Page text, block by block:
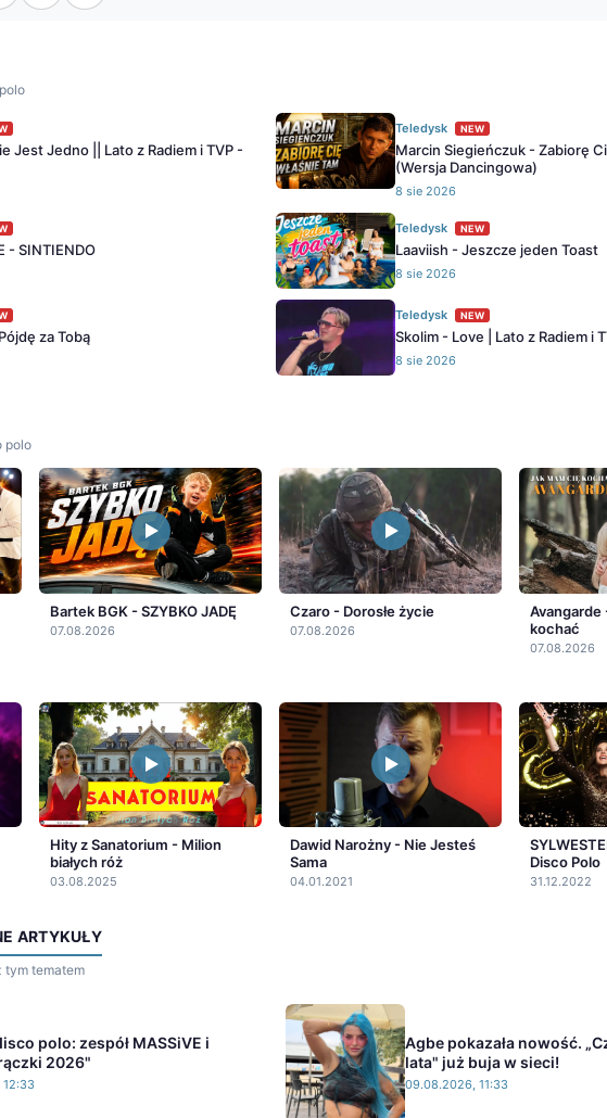
Jest Jedno || Lato z Radiem i TVP -
Teledysk NEW
Marcin Siegieńczuk - Zabiorę
(Wersja Dancingowa)
8 sie 2026
- SINTIENDO
Teledysk NEW
Laaviish - Jeszcze jeden Toast
8 sie 2026
za Tobą
Teledysk NEW
Skolim - Love | Lato z Radiem i
8 sie 2026
polo
Bartek BGK - SZYBKO JADĘ
07.08.2026
Czaro - Dorosłe życie
07.08.2026
Avangarde
kochać
07.08.2026
Hity z Sanatorium - Milion
białych róż
03.08.2025
Dawid Narożny - Nie Jesteś
Sama
04.01.2021
Disco Polo
31.12.2022
ARTYKUŁY
tym tematem
polo: zespół MASSiVE i
2026"
Agbe pokazała nowość.
lata" już buja w sieci!
09.08.2026, 11:33